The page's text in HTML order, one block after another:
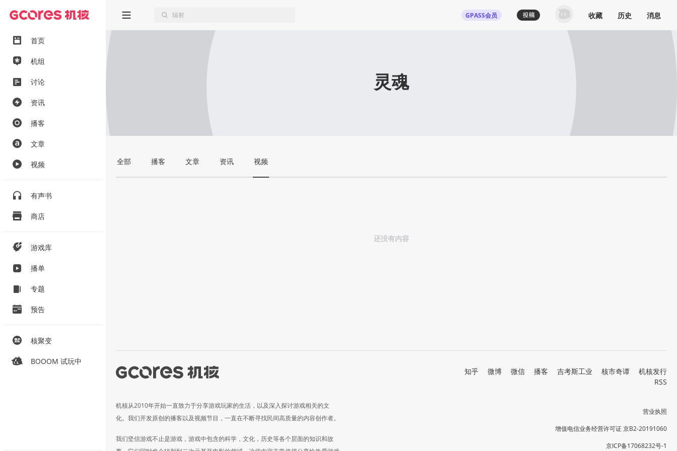
首页
机组
讨论
资讯
播客
文章
视频
有声书
商店
游戏库
播单
专题
预告
核聚变
BOOOM 试玩中
GPASS会员 收藏 历史 消息
灵魂
全部 播客 文章 资讯 视频
还没有内容
机核从2010年开始一直致力于分享游戏玩家的生活，以及深入探讨游戏相关的文
化。我们开发原创的播客以及视频节目，一直在不断寻找民间高质量的内容创作者。
我们坚信游戏不止是游戏，游戏中包含的科学，文化，历史等各个层面的知识和故
知乎 微博 微信 播客 吉考斯工业 核市奇谭
机核发行
RSS
营业执照
增值电信业务经营许可证 京B2-20191060
京ICP备17068232号-1